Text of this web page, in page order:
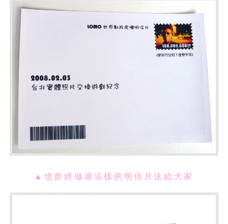
▲也曾經做過這樣的明信片送給大家